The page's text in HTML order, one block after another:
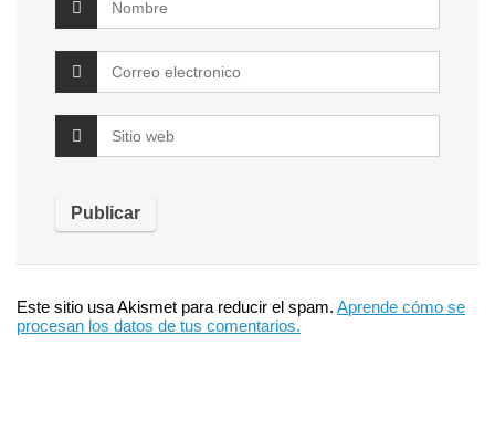
Este sitio usa Akismet para reducir el spam. Aprende cómo se
procesan los datos de tus comentarios.